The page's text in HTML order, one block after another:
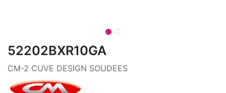
52202BXR10GA
CM-2 CUVE DESIGN SOUDEES